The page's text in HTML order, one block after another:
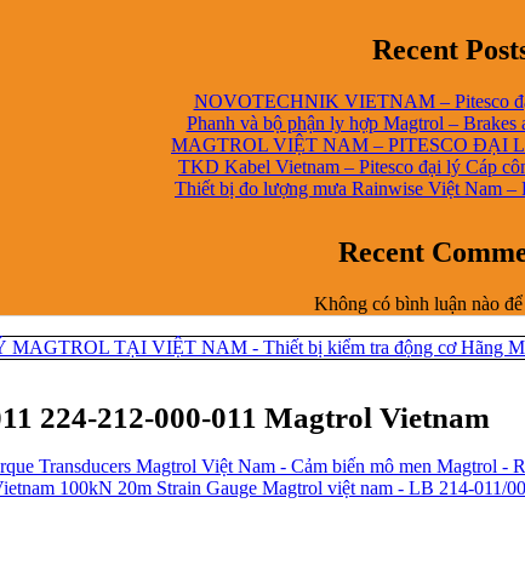
Recent
NOVOTECHNIK VIETNAM – Pitesco
Phanh và bộ phận ly hợp Magtrol –
MAGTROL VIỆT NAM – PITESCO ĐẠI
TKD Kabel Vietnam – Pitesco đại lý Cáp
Thiết bị đo lượng mưa Rainwise Việt Nam –
Recent
Không có bình luận nào
224-212-000-011 Magtrol Vietnam